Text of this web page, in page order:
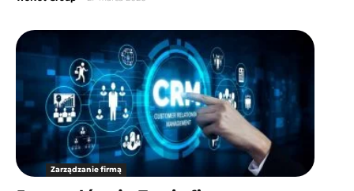
Zarządzanie firmą